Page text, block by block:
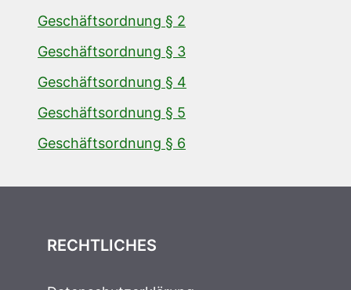
Geschäftsordnung § 2
Geschäftsordnung § 3
Geschäftsordnung § 4
Geschäftsordnung § 5
Geschäftsordnung § 6
RECHTLICHES